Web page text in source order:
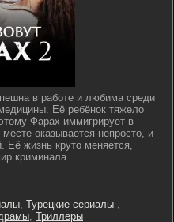
в работе и любима среди
Её ребёнок тяжело
Фарах иммигрирует в
оказывается непросто, и
Её жизнь круто меняется,
криминала....
, Турецкие сериалы ,
, Триллеры